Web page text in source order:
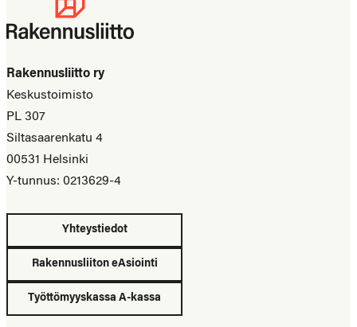
Rakennusliitto ry
Keskustoimisto
PL 307
Siltasaarenkatu 4
00531 Helsinki
Y-tunnus: 0213629-4
Yhteystiedot
Rakennusliiton eAsiointi
Työttömyyskassa A-kassa